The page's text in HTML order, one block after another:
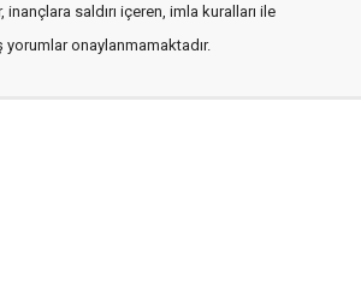
saldırı içeren, imla kuralları ile
yorumlar onaylanmamaktadır.